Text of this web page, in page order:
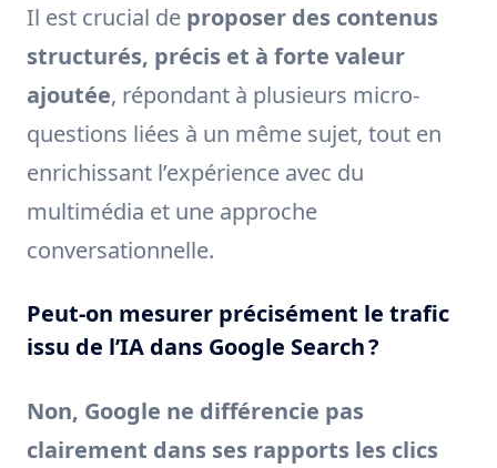
Il est crucial de proposer des contenus
structurés, précis et à forte valeur
ajoutée, répondant à plusieurs micro-
questions liées à un même sujet, tout en
enrichissant l’expérience avec du
multimédia et une approche
conversationnelle.
Peut-on mesurer précisément le trafic
issu de l’IA dans Google Search ?
Non, Google ne différencie pas
clairement dans ses rapports les clics